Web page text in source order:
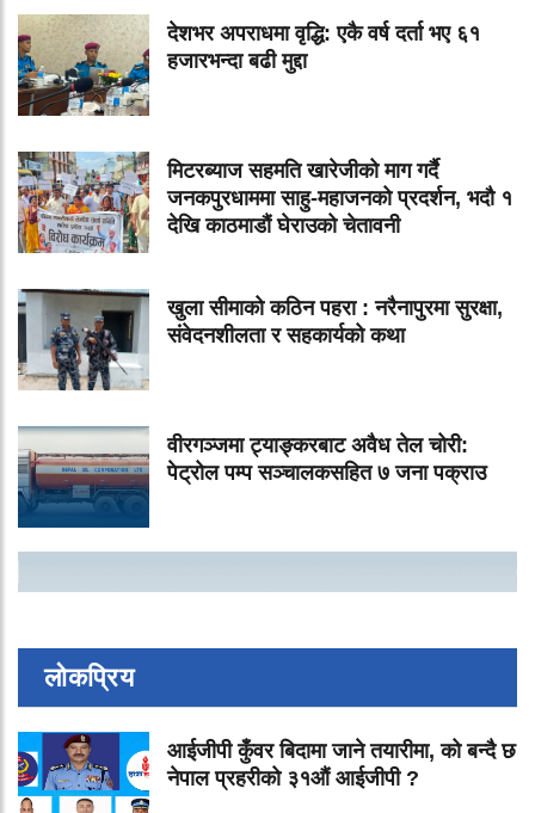
देशभर अपराधमा वृद्धि: एकै वर्ष दर्ता भए ६१
हजारभन्दा बढी मुद्दा
मिटरब्याज सहमति खारेजीको माग गर्दै
जनकपुरधाममा साहु-महाजनको प्रदर्शन, भदौ १
देखि काठमाडौं घेराउको चेतावनी
खुला सीमाको कठिन पहरा : नरैनापुरमा सुरक्षा,
संवेदनशीलता र सहकार्यको कथा
वीरगञ्जमा ट्याङ्करबाट अवैध तेल चोरी:
पेट्रोल पम्प सञ्चालकसहित ७ जना पक्राउ
लोकप्रिय
आईजीपी कुँवर बिदामा जाने तयारीमा, को बन्दै छ
नेपाल प्रहरीको ३१औं आईजीपी ?